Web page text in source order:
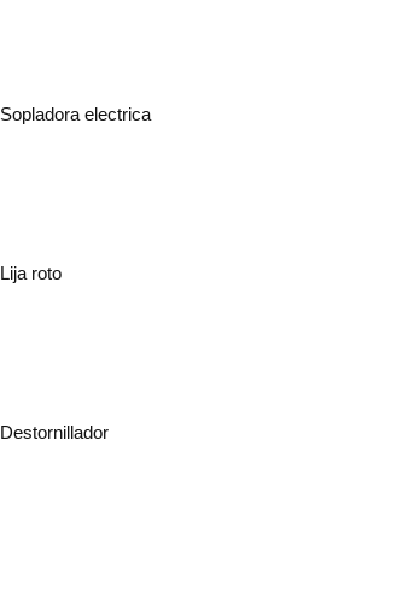
Sopladora electrica
Lija roto
Destornillador